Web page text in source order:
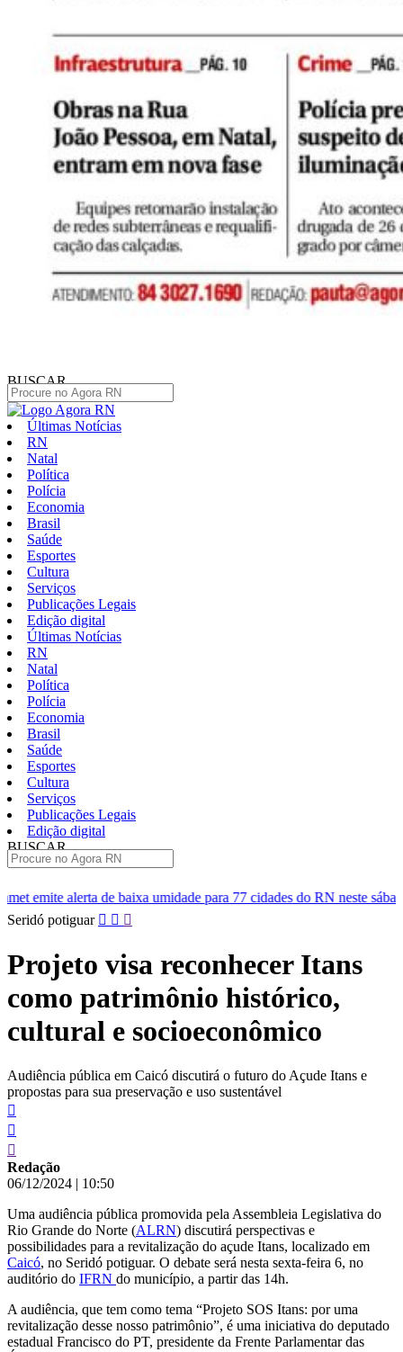
BUSCAR
Últimas Notícias
RN
Natal
Política
Polícia
Economia
Brasil
Saúde
Esportes
Cultura
Serviços
Publicações Legais
Edição digital
Últimas Notícias
RN
Natal
Política
Polícia
Economia
Brasil
Saúde
Esportes
Cultura
Serviços
Publicações Legais
Edição digital
BUSCAR
umidade para 77 cidades do RN neste sábado
Polícia
Pular
conteúdo
Seridó potiguar
Projeto visa reconhecer Itans
como patrimônio histórico,
cultural e socioeconômico
Audiência pública em Caicó discutirá o futuro do Açude Itans e
propostas para sua preservação e uso sustentável
Redação
06/12/2024 | 10:50
Uma audiência pública promovida pela Assembleia Legislativa do
Rio Grande do Norte (ALRN) discutirá perspectivas e
possibilidades para a revitalização do açude Itans, localizado em
Caicó, no Seridó potiguar. O debate será nesta sexta-feira 6, no
auditório do IFRN do município, a partir das 14h.
A audiência, que tem como tema “Projeto SOS Itans: por uma
revitalização desse nosso patrimônio”, é uma iniciativa do deputado
estadual Francisco do PT, presidente da Frente Parlamentar das